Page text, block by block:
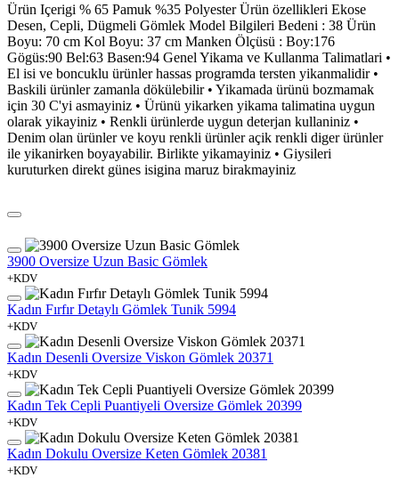
Ürün Içerigi % 65 Pamuk %35 Polyester Ürün özellikleri Ekose
Desen, Cepli, Dügmeli Gömlek Model Bilgileri Bedeni : 38 Ürün
Boyu: 70 cm Kol Boyu: 37 cm Manken Ölçüsü : Boy:176
Gögüs:90 Bel:63 Basen:94 Genel Yikama ve Kullanma Talimatlari •
El isi ve boncuklu ürünler hassas programda tersten yikanmalidir •
Baskili ürünler zamanla dökülebilir • Yikamada ürünü bozmamak
için 30 C'yi asmayiniz • Ürünü yikarken yikama talimatina uygun
olarak yikayiniz • Renkli ürünlerde uygun deterjan kullaniniz •
Denim olan ürünler ve koyu renkli ürünler açik renkli diger ürünler
ile yikanirken boyayabilir. Birlikte yikamayiniz • Giysileri
kuruturken direkt günes isigina maruz birakmayiniz
3900 Oversize Uzun Basic Gömlek
+KDV
Kadın Fırfır Detaylı Gömlek Tunik 5994
+KDV
Kadın Desenli Oversize Viskon Gömlek 20371
+KDV
Kadın Tek Cepli Puantiyeli Oversize Gömlek 20399
+KDV
Kadın Dokulu Oversize Keten Gömlek 20381
+KDV